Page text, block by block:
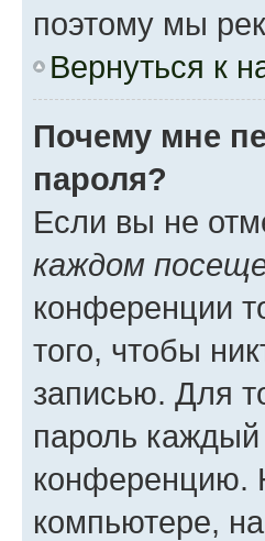
поэтому мы
Вернуться к
Почему мне
пароля?
Если вы не
каждом
конференции
того, чтобы
записью. Для
пароль
конференцию.
компьютере,